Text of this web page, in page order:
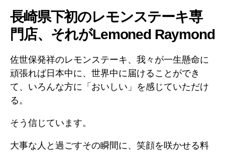
長崎県下初のレモンステーキ専
門店、それがLemoned Raymond
佐世保発祥のレモンステーキ、我々が一生懸命に
頑張れば日本中に、世界中に届けることができ
て、いろんな方に「おいしい」を感じていただけ
る。
そう信じています。
大事な人と過ごすその瞬間に、笑顔を咲かせる料